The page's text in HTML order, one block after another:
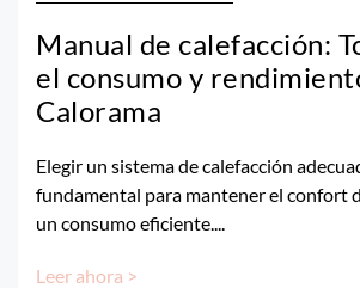
Manual de calefacción:
el consumo y
Calorama
Elegir un sistema de calefacción
fundamental para mantener el confort
un consumo eficiente....
Leer ahora >